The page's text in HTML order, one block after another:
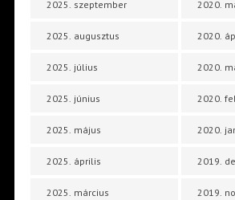
2025. szeptember
2025. augusztus
2025. július
2025. június
2025. május
2025. április
2025. március
2020.
2020.
2020.
2020.
2020.
2019.
2019.